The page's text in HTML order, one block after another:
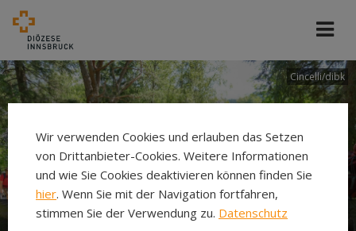
Cincelli/dibk
Wir verwenden Cookies und erlauben das Setzen
von Drittanbieter-Cookies. Weitere Informationen
und wie Sie Cookies deaktivieren können finden Sie
hier. Wenn Sie mit der Navigation fortfahren,
stimmen Sie der Verwendung zu. Datenschutz